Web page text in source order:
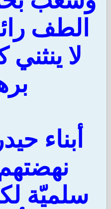
الطف
لا ينثني
أبناء
سلميّة